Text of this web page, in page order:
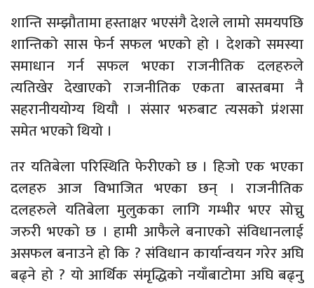
शान्ति सम्झौतामा हस्ताक्षर भएसंगै देशले लामो समयपछि
शान्तिको सास फेर्न सफल भएको हो । देशको समस्या
समाधान गर्न सफल भएका राजनीतिक दलहरुले
त्यतिखेर देखाएको राजनीतिक एकता बास्तबमा नै
सहरानीययोग्य थियौ । संसार भरुबाट त्यसको प्रंशसा
समेत भएको थियो ।
तर यतिबेला परिस्थिति फेरीएको छ । हिजो एक भएका
दलहरु आज विभाजित भएका छन् । राजनीतिक
दलहरुले यतिबेला मुलुकका लागि गम्भीर भएर सोच्नु
जरुरी भएको छ । हामी आफैले बनाएको संविधानलाई
असफल बनाउने हो कि ? संविधान कार्यान्वयन गरेर अघि
बढ्ने हो ? यो आर्थिक संमृद्धिको नयाँबाटोमा अघि बढ्नु